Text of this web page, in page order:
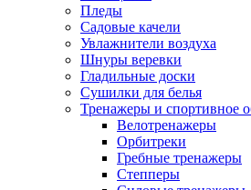
Пледы
Садовые качели
Увлажнители воздуха
Шнуры веревки
Гладильные доски
Сушилки для белья
Тренажеры и спортивное
Велотренажеры
Орбитреки
Гребные тренажеры
Степперы